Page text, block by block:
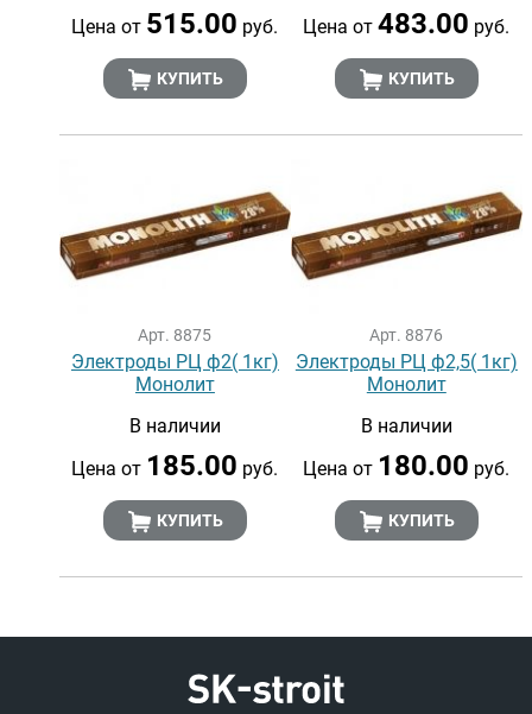
Цена от 515.00 руб.
КУПИТЬ
Цена от483.00 руб.
КУПИТЬ
Арт. 8875
Электроды РЦ ф2( 1кг)
Монолит
В наличии
Цена от 185.00 руб.
КУПИТЬ
Арт. 8876
Электроды РЦ ф2,5( 1кг)
Монолит
В наличии
Цена от 180.00 руб.
КУПИТЬ